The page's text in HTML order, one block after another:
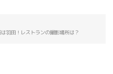
羽田！レストランの撮影場所は？